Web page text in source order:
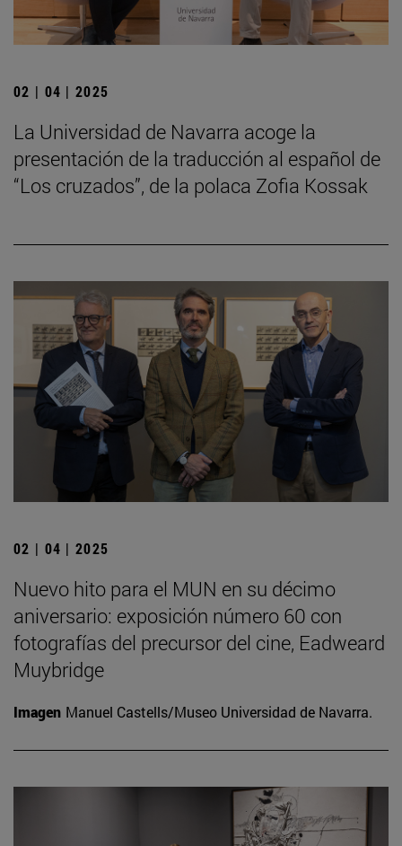
02 | 04 | 2025
La Universidad de Navarra acoge la
presentación de la traducción al español de
“Los cruzados”, de la polaca Zofia Kossak
02 | 04 | 2025
Nuevo hito para el MUN en su décimo
aniversario: exposición número 60 con
fotografías del precursor del cine, Eadweard
Muybridge
Imagen Manuel Castells/Museo Universidad de Navarra.